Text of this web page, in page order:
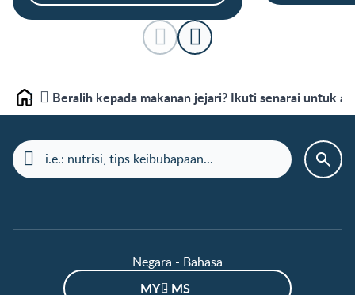
Laman depanBeralih kepada makanan jejari? Ikuti senarai untuk
Negara - Bahasa
MY - MS